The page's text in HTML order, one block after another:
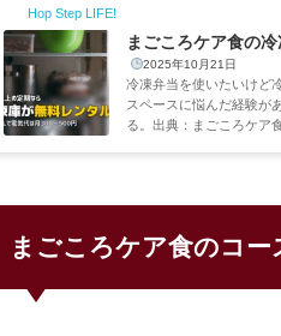
Hop Step LIFE!
まごころケア食の
2025年10月21日
冷凍弁当を使いたいけど
スペースに悩んだ経験が
る。出典：まごころケア
まごころケア食のコー